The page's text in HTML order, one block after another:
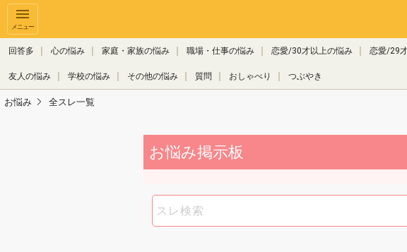
メニュー
回答多 心の悩み 家庭・家族の悩み 職場・仕事の悩み 恋愛/30才以上の悩み 恋愛/29
友人の悩み 学校の悩み その他の悩み 質問 おしゃべり つぶやき
お悩み 全スレ一覧
お悩み掲示板